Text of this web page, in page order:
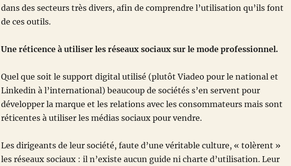
dans des secteurs très divers, afin de comprendre l’utilisation qu’ils font
de ces outils.
Une réticence à utiliser les réseaux sociaux sur le mode professionnel.
Quel que soit le support digital utilisé (plutôt Viadeo pour le national et
Linkedin à l’international) beaucoup de sociétés s’en servent pour
développer la marque et les relations avec les consommateurs mais sont
réticentes à utiliser les médias sociaux pour vendre.
Les dirigeants de leur société, faute d’une véritable culture, « tolèrent »
les réseaux sociaux : il n’existe aucun guide ni charte d’utilisation. Leur